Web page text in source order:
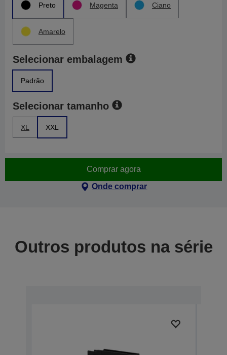
Preto Magenta Ciano
Amarelo
Selecionar embalagem
Padrão
Selecionar tamanho
XL XXL
Comprar agora
Onde comprar
Outros produtos na série